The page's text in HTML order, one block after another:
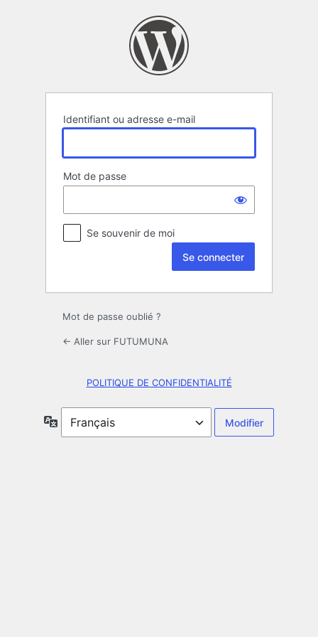
Identifiant ou adresse e-mail
Mot de passe
Se souvenir de moi
Mot de passe oublié ?
← Aller sur FUTUMUNA
POLITIQUE DE CONFIDENTIALITÉ
Langue